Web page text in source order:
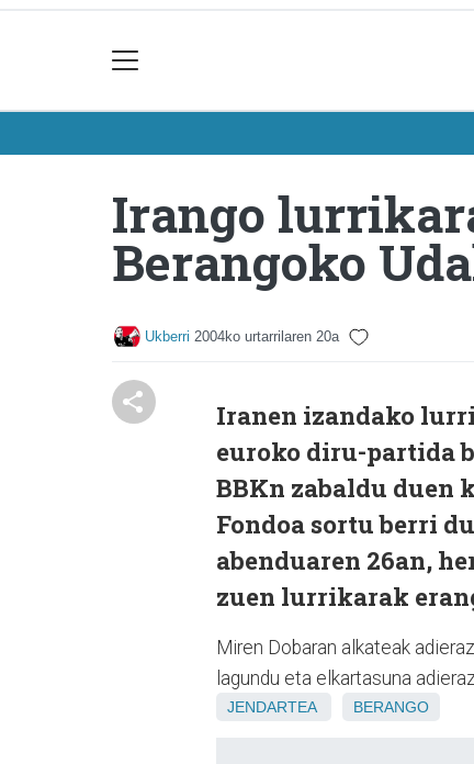
Irango
Berangoko
Ukberri 2004ko urtarrilaren 20a
Iranen izandako
euroko diru-partida
BBKn zabaldu duen
Fondoa sortu berri
abenduaren 26an,
zuen lurrikarak
Miren Dobaran alkateak
lagundu eta elkartasuna
JENDARTEA BERANGO